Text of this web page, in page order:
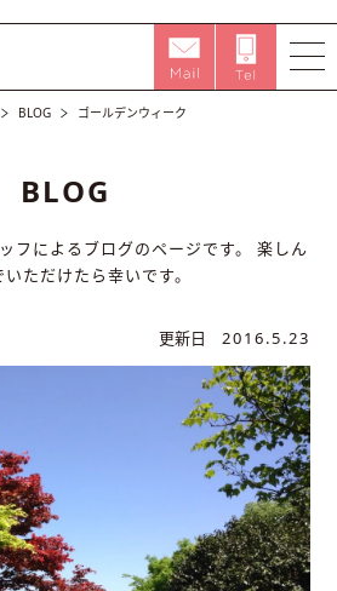
BLOG ゴールデンウィーク
BLOG
フによるブログのページです。
楽しん
ただけたら幸いです。
更新日 2016.5.23